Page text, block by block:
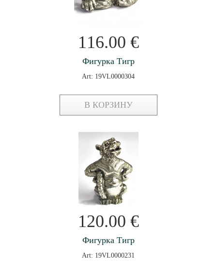
116.00 €
Фигурка Тигр
Art: 19VL0000304
В КОРЗИНУ
120.00 €
Фигурка Тигр
Art: 19VL0000231